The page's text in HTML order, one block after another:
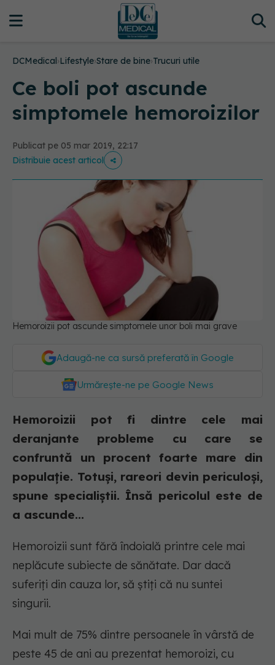
DCMedical›Lifestyle›Stare de bine›Trucuri utile
Ce boli pot ascunde
simptomele hemoroizilor
Publicat pe 05 mar 2019, 22:17
Distribuie acest articol
Hemoroizii pot ascunde simptomele unor boli mai grave
Adaugă-ne ca sursă preferată în Google
Urmărește-ne pe Google News
Hemoroizii pot fi dintre cele mai
deranjante probleme cu care se
confruntă un procent foarte mare din
populație. Totuși, rareori devin periculoși,
spune specialiștii. Însă pericolul este de
a ascunde...
Hemoroizii sunt fără îndoială printre cele mai
neplăcute subiecte de sănătate. Dar dacă
suferiți din cauza lor, să știți că nu suntei
singurii.
Mai mult de 75% dintre persoanele în vârstă de
peste 45 de ani au prezentat hemoroizi, cu